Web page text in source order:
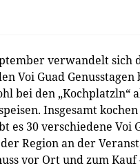
verwandelt
Voi Guad
bei den „Kochplatzln“
Insgesamt
es 30 verschiedene
Region an der
vor Ort und zum